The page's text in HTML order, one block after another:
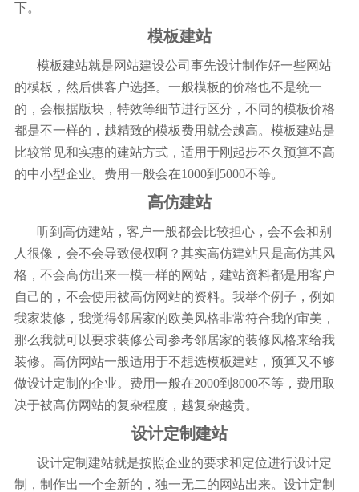
下。
模板建站
模板建站就是网站建设公司事先设计制作好一些网站
的模板，然后供客户选择。一般模板的价格也不是统一
的，会根据版块，特效等细节进行区分，不同的模板价格
都是不一样的，越精致的模板费用就会越高。模板建站是
比较常见和实惠的建站方式，适用于刚起步不久预算不高
的中小型企业。费用一般会在1000到5000不等。
高仿建站
听到高仿建站，客户一般都会比较担心，会不会和别
人很像，会不会导致侵权啊？其实高仿建站只是高仿其风
格，不会高仿出来一模一样的网站，建站资料都是用客户
自己的，不会使用被高仿网站的资料。我举个例子，例如
我家装修，我觉得邻居家的欧美风格非常符合我的审美，
那么我就可以要求装修公司参考邻居家的装修风格来给我
装修。高仿网站一般适用于不想选模板建站，预算又不够
做设计定制的企业。费用一般在2000到8000不等，费用取
决于被高仿网站的复杂程度，越复杂越贵。
设计定制建站
设计定制建站就是按照企业的要求和定位进行设计定
制，制作出一个全新的，独一无二的网站出来。设计定制